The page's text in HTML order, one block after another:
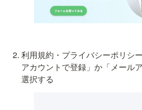
利用規約・プライバシーポリシ
アカウントで登録」か「メール
選択する